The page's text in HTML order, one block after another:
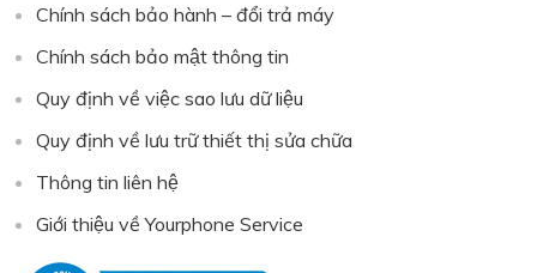
Chính sách bảo hành – đổi trả máy
Chính sách bảo mật thông tin
Quy định về việc sao lưu dữ liệu
Quy định về lưu trữ thiết thị sửa chữa
Thông tin liên hệ
Giới thiệu về Yourphone Service